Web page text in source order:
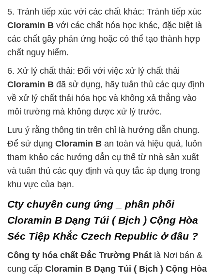
5. Tránh tiếp xúc với các chất khác: Tránh tiếp xúc
Cloramin B với các chất hóa học khác, đặc biệt là
các chất gây phản ứng hoặc có thể tạo thành hợp
chất nguy hiểm.
6. Xử lý chất thải: Đối với việc xử lý chất thải
Cloramin B đã sử dụng, hãy tuân thủ các quy định
về xử lý chất thải hóa học và không xả thẳng vào
môi trường mà không được xử lý trước.
Lưu ý rằng thông tin trên chỉ là hướng dẫn chung.
Để sử dụng Cloramin B an toàn và hiệu quả, luôn
tham khảo các hướng dẫn cụ thể từ nhà sản xuất
và tuân thủ các quy định và quy tắc áp dụng trong
khu vực của bạn.
Cty chuyên cung ứng _ phân phối
Cloramin B Dạng Túi ( Bịch ) Cộng Hòa
Séc Tiệp Khắc Czech Republic ở đâu ?
Công ty hóa chất Đắc Trường Phát là Nơi bán &
cung cấp Cloramin B Dạng Túi ( Bịch ) Cộng Hòa